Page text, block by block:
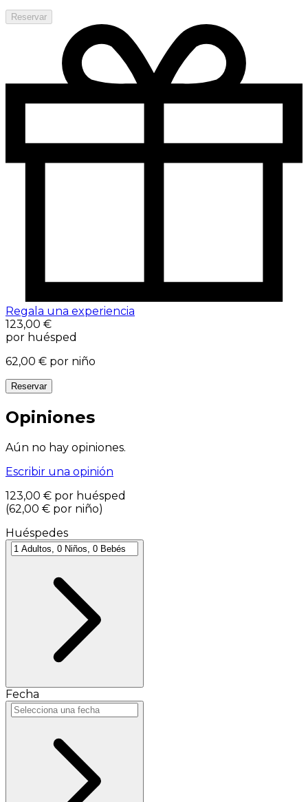
Reservar
Regala una experiencia
123,00 €
por huésped
62,00 € por niño
Reservar
Opiniones
Aún no hay opiniones.
Escribir una opinión
123,00 € por huésped
(62,00 € por niño)
Huéspedes
Fecha